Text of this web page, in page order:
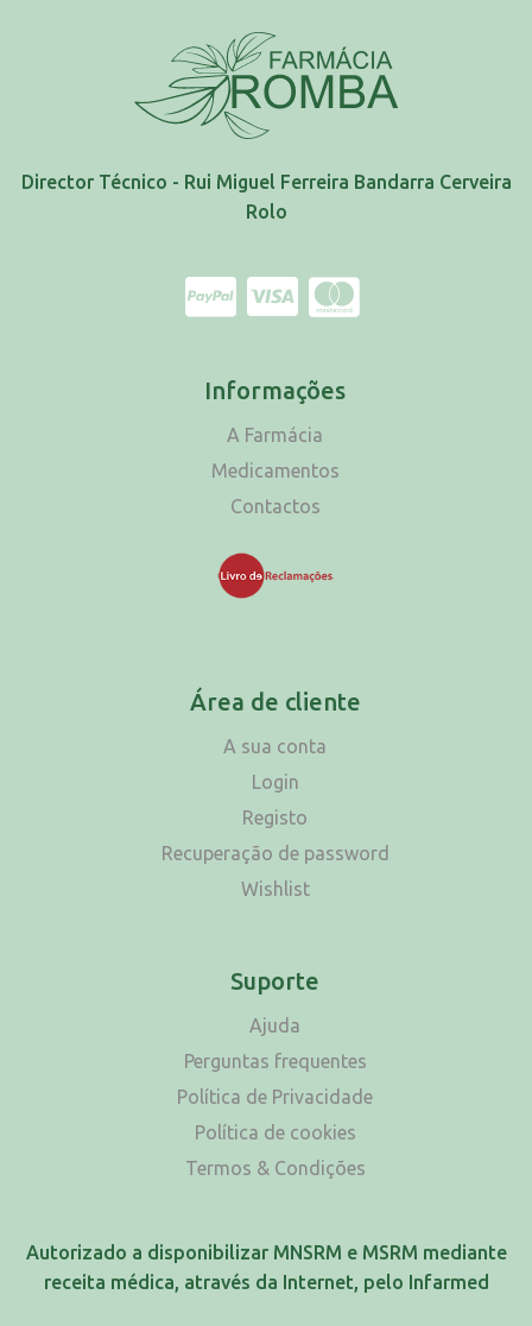
Director Técnico - Rui Miguel Ferreira Bandarra Cerveira
Rolo
Informações
A Farmácia
Medicamentos
Contactos
Área de cliente
A sua conta
Login
Registo
Recuperação de password
Wishlist
Suporte
Ajuda
Perguntas frequentes
Política de Privacidade
Política de cookies
Termos & Condições
Autorizado a disponibilizar MNSRM e MSRM mediante
receita médica, através da Internet, pelo Infarmed